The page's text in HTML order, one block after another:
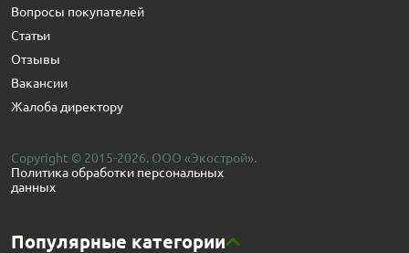
Вопросы покупателей
Статьи
Отзывы
Вакансии
Жалоба директору
Copyright © 2015-2026. ООО «Экострой».
Политика обработки персональных
данных
Популярные категории